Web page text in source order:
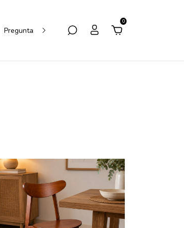
Preguntas Frecuentes Cómo Comprar
0